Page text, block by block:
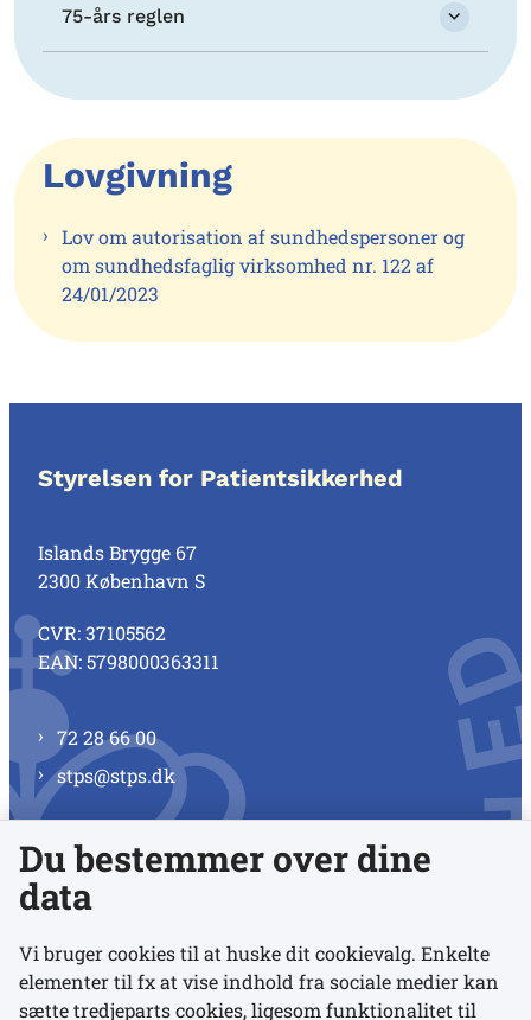
75-års reglen
Lovgivning
Lov om autorisation af sundhedspersoner og
om sundhedsfaglig virksomhed nr. 122 af
24/01/2023
Styrelsen for Patientsikkerhed
Islands Brygge 67
2300 København S
CVR: 37105562
EAN: 5798000363311
72 28 66 00
stps@stps.dk
Se alle kontaktnumre
Links
Du bestemmer over dine
data
Vi bruger cookies til at huske dit cookievalg. Enkelte
elementer til fx at vise indhold fra sociale medier kan
sætte tredjeparts cookies, ligesom funktionalitet til